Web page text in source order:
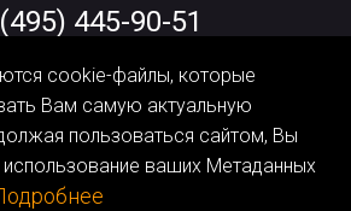
445-90-51
обработки
Данных
cookie-файлы, которые
Вам самую актуальную
пользоваться сайтом, Вы
использование ваших Метаданных